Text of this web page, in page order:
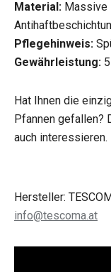
Material: Massive
Pflegehinweis:
Gewährleistung:
Hat Ihnen die
Pfannen gefallen?
auch interessieren.
Hersteller:
info@tescoma.at